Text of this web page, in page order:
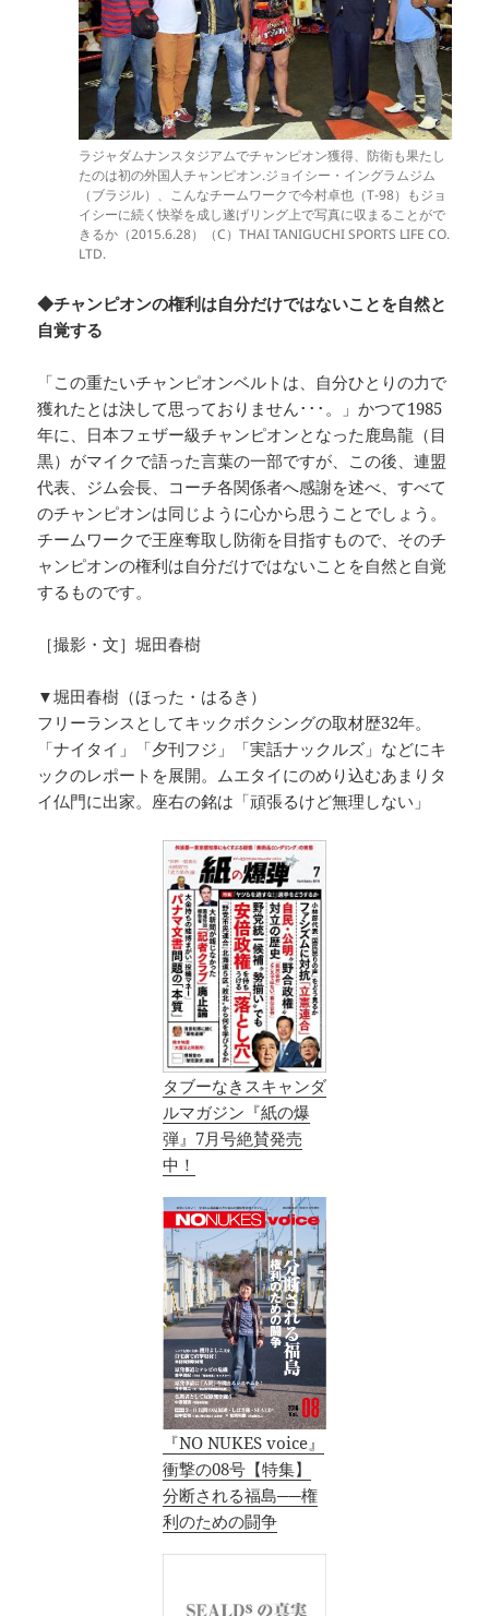
ラジャダムナンスタジアムでチャンピオン獲得、防衛も果たし
たのは初の外国人チャンピオン.ジョイシー・イングラムジム
（ブラジル）、こんなチームワークで今村卓也（T-98）もジョ
イシーに続く快挙を成し遂げリング上で写真に収まることがで
きるか（2015.6.28）（C）THAI TANIGUCHI SPORTS LIFE CO.
LTD.
◆チャンピオンの権利は自分だけではないことを自然と
自覚する
「この重たいチャンピオンベルトは、自分ひとりの力で
獲れたとは決して思っておりません･･･。」かつて1985
年に、日本フェザー級チャンピオンとなった鹿島龍（目
黒）がマイクで語った言葉の一部ですが、この後、連盟
代表、ジム会長、コーチ各関係者へ感謝を述べ、すべて
のチャンピオンは同じように心から思うことでしょう。
チームワークで王座奪取し防衛を目指すもので、そのチ
ャンピオンの権利は自分だけではないことを自然と自覚
するものです。
［撮影・文］堀田春樹
▼堀田春樹（ほった・はるき）
フリーランスとしてキックボクシングの取材歴32年。
「ナイタイ」「夕刊フジ」「実話ナックルズ」などにキ
ックのレポートを展開。ムエタイにのめり込むあまりタ
イ仏門に出家。座右の銘は「頑張るけど無理しない」
タブーなきスキャンダ
ルマガジン『紙の爆
弾』7月号絶賛発売
中！
『NO NUKES voice』
衝撃の08号【特集】
分断される福島──権
利のための闘争